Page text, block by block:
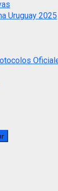
Uruguay 2025